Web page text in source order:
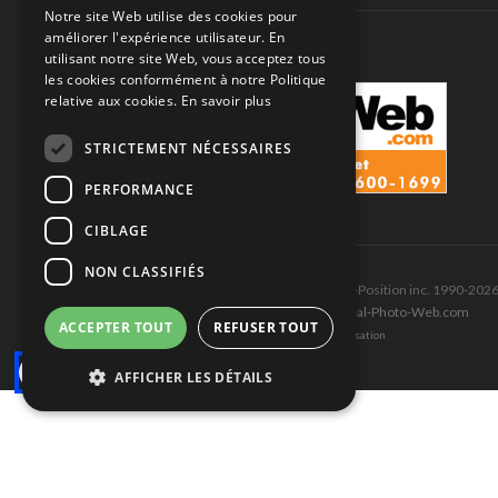
Tous droits réservés © Les Éditions Pole-Position inc. 1990-2026
Ce site est produit et hébergé par Montréal-Photo-Web.com
Politique de confidentialité et Conditions d’utilisation
Notre site Web utilise des cookies pour
améliorer l'expérience utilisateur. En
utilisant notre site Web, vous acceptez tous
les cookies conformément à notre Politique
relative aux cookies. En savoir plus
STRICTEMENT NÉCESSAIRES
PERFORMANCE
CIBLAGE
NON CLASSIFIÉS
ACCEPTER TOUT REFUSER TOUT
AFFICHER LES DÉTAILS